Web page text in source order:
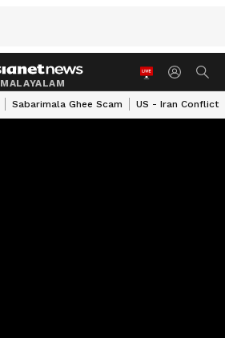
MALAYALAM
Sabarimala Ghee Scam US - Iran Conflict